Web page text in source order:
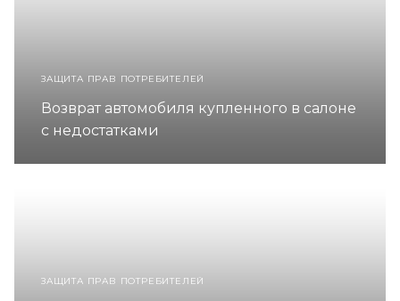
ЗАЩИТА ПРАВ ПОТРЕБИТЕЛЕЙ
Возврат автомобиля купленного в салоне
с недостатками
ЗАЩИТА ПРАВ ПОТРЕБИТЕЛЕЙ